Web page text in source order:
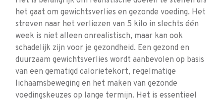
het gaat om gewichtsverlies en gezonde voeding. Het
streven naar het verliezen van 5 kilo in slechts één
week is niet alleen onrealistisch, maar kan ook
schadelijk zijn voor je gezondheid. Een gezond en
duurzaam gewichtsverlies wordt aanbevolen op basis
van een gematigd calorietekort, regelmatige
lichaamsbeweging en het maken van gezonde
voedingskeuzes op lange termijn. Het is essentieel